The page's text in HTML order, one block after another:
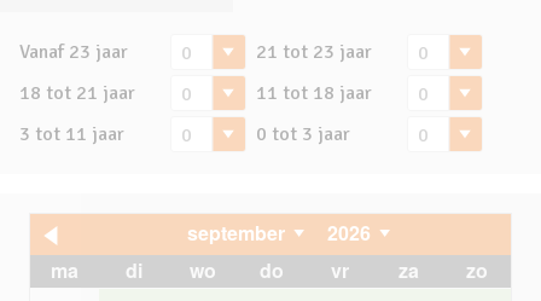
Vanaf 23 jaar
21 tot 23 jaar
18 tot 21 jaar
11 tot 18 jaar
3 tot 11 jaar
0 tot 3 jaar
september
2026
ma
di wo do vr za zo